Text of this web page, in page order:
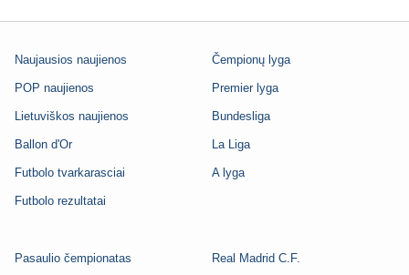
Naujausios naujienos
POP naujienos
Lietuviškos naujienos
Ballon d'Or
Futbolo tvarkarasciai
Futbolo rezultatai
Čempionų lyga
Premier lyga
Bundesliga
La Liga
A lyga
Pasaulio čempionatas Real Madrid C.F.